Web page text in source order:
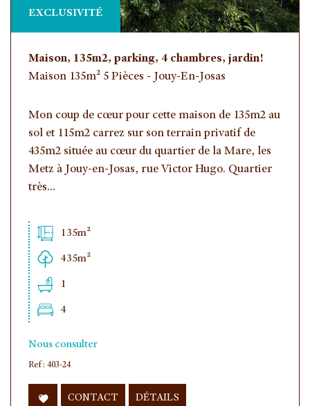
EXCLUSIVITÉ
Maison, 135m2, parking, 4 chambres, jardin!
Maison 135m² 5 Pièces - Jouy-En-Josas
Mon coup de cœur pour cette maison de 135m2 au
sol et 115m2 carrez sur son terrain privatif de
435m2 située au cœur du quartier de la Mare, les
Metz à Jouy-en-Josas, rue Victor Hugo. Quartier
très...
135m²
435m²
1
4
Nous consulter
Ref : 403-24
CONTACT DÉTAILS